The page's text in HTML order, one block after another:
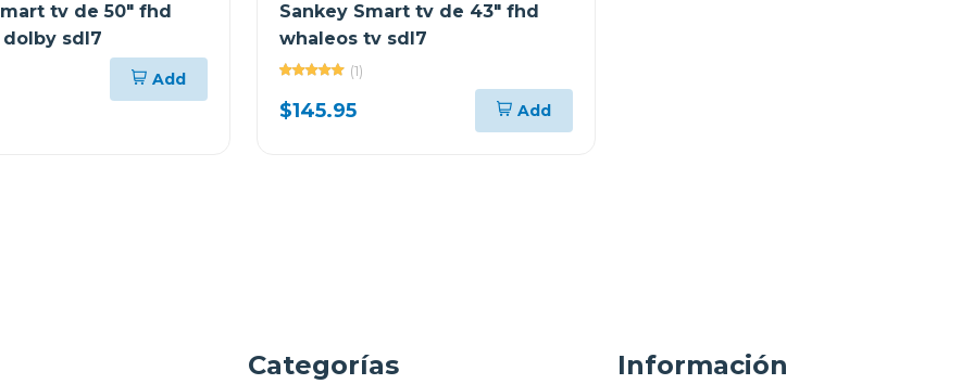
tv de 50" fhd
sdl7
Add
Sankey Smart tv de 43" fhd
whaleos tv sdl7
(1)
$145.95 Add
Categorías Información